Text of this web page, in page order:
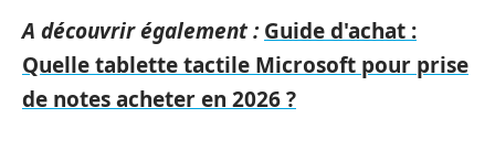
A découvrir également : Guide d'achat :
Quelle tablette tactile Microsoft pour prise
de notes acheter en 2026 ?